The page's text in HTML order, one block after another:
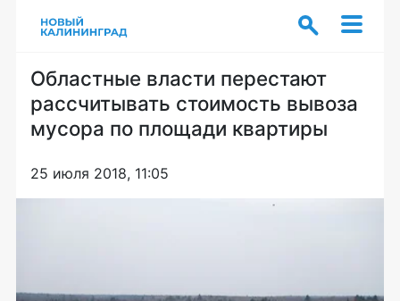
Областные власти перестают
рассчитывать стоимость вывоза
мусора по площади квартиры
25 июля 2018, 11:05